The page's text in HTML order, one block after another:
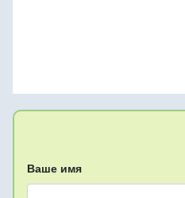
Ваше имя